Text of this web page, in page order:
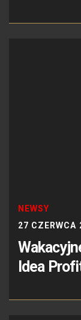
NEWSY
27 CZERWCA
Idea